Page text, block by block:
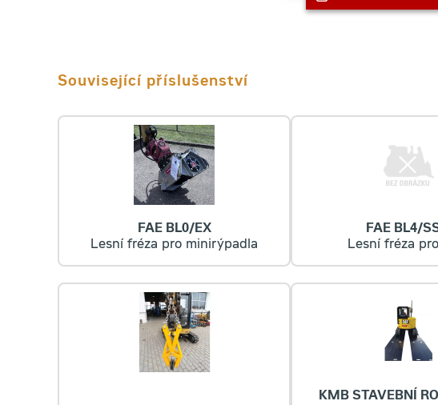
Související příslušenství
FAE BL0/EX
Lesní fréza pro minirýpadla
FAE BL4/
Lesní fréza
KMB STAVEBNÍ